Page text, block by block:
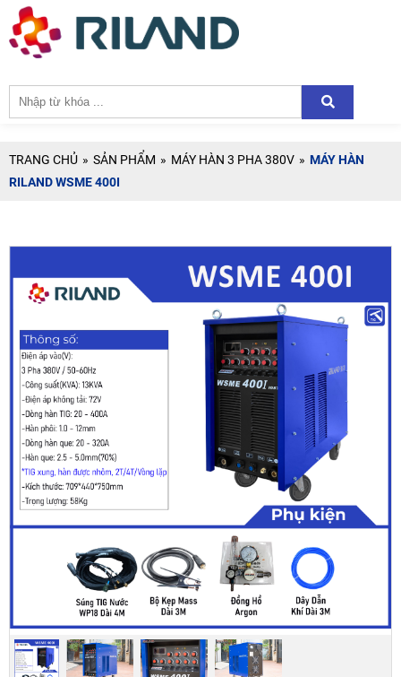
TRANG CHỦ » SẢN PHẨM » MÁY HÀN 3 PHA 380V » MÁY HÀN
RILAND WSME 400I